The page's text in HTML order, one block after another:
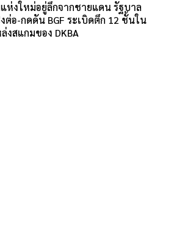
ห่งใหม่อยู่ลึกจากชายแดน รัฐบาล
ต่อ-กดดัน BGF ระเบิดตึก 12 ชั้นใน
งสแกมของ DKBA